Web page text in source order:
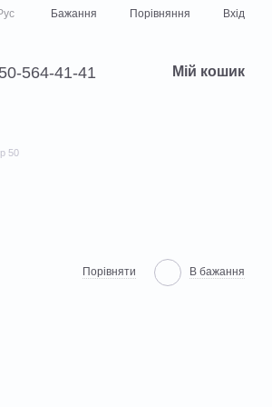
Бажання Порівняння Вхід
564-41-41 Мій кошик
50
Порівняти В бажання